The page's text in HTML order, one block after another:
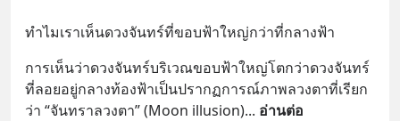
ทำไมเราเห็นดวงจันทร์ที่ขอบฟ้าใหญ่กว่าที่กลางฟ้า
การเห็นว่าดวงจันทร์บริเวณขอบฟ้าใหญ่โตกว่าดวงจันทร์
ที่ลอยอยู่กลางท้องฟ้าเป็นปรากฏการณ์ภาพลวงตาที่เรียก
ว่า “จันทราลวงตา” (Moon illusion)... อ่านต่อ